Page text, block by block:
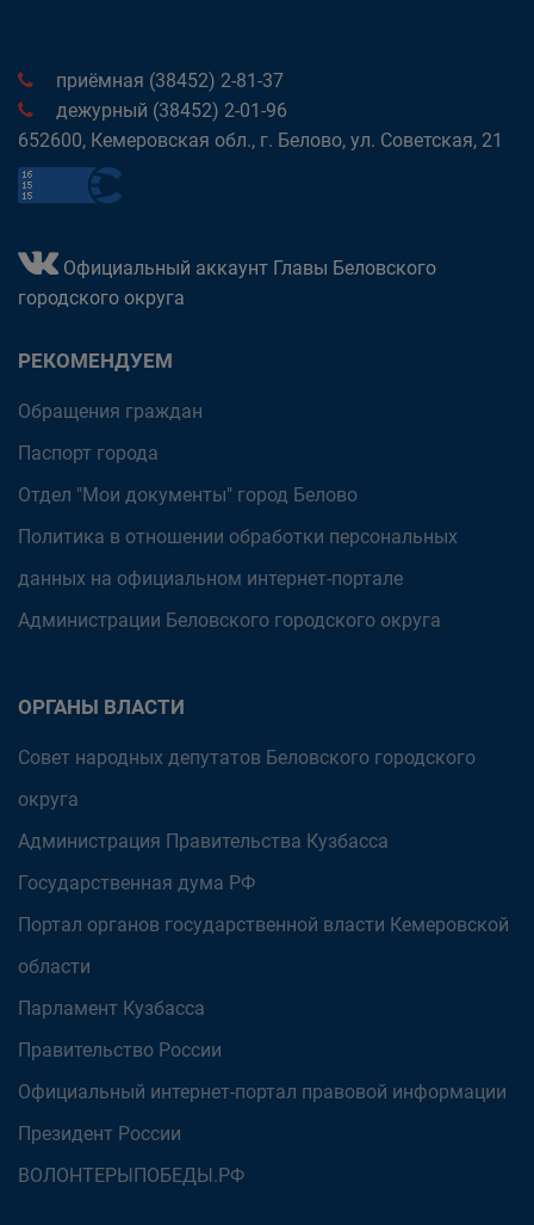
приёмная (38452) 2-81-37
дежурный (38452) 2-01-96
652600, Кемеровская обл., г. Белово, ул. Советская, 21
Официальный аккаунт Главы Беловского
городского округа
РЕКОМЕНДУЕМ
Обращения граждан
Паспорт города
Отдел "Мои документы" город Белово
Политика в отношении обработки персональных
данных на официальном интернет-портале
Администрации Беловского городского округа
ОРГАНЫ ВЛАСТИ
Совет народных депутатов Беловского городского
округа
Администрация Правительства Кузбасса
Государственная дума РФ
Портал органов государственной власти Кемеровской
области
Парламент Кузбасса
Правительство России
Официальный интернет-портал правовой информации
Президент России
ВОЛОНТЕРЫПОБЕДЫ.РФ